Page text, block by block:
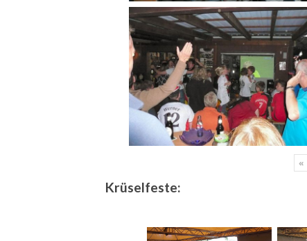
«
Krüselfeste: